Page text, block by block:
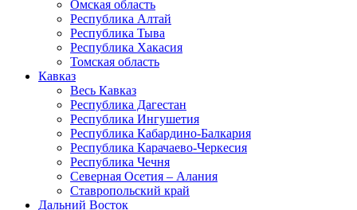
Омская область
Республика Алтай
Республика Тыва
Республика Хакасия
Томская область
Кавказ
Весь Кавказ
Республика Дагестан
Республика Ингушетия
Республика Кабардино-Балкария
Республика Карачаево-Черкесия
Республика Чечня
Северная Осетия – Алания
Ставропольский край
Дальний Восток